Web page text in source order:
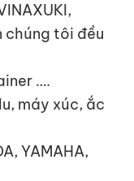
chúng tôi đều
….
máy xúc, ắc
YAMAHA,